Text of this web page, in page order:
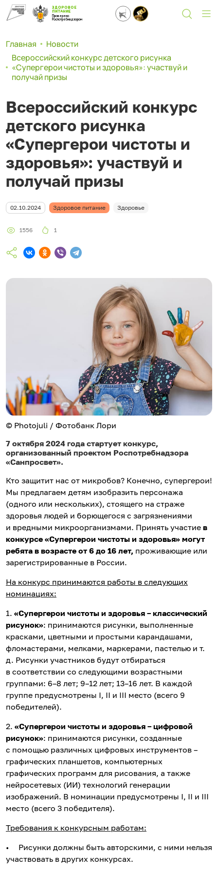
ЗДОРОВОЕ
ПИТАНИЕ
Проверено
Роспотребнадзором
Главная
Новости
Всероссийский конкурс детского рисунка
«Супергерои чистоты и здоровья»: участвуй и
получай призы
Всероссийский конкурс
детского рисунка
«Супергерои чистоты и
здоровья»: участвуй и
получай призы
02.10.2024 Здоровое питание Здоровье
1556 1
© Photojuli / Фотобанк Лори
7 октября 2024 года стартует конкурс,
организованный проектом Роспотребнадзора
«Санпросвет».
Кто защитит нас от микробов? Конечно, супергерои!
Мы предлагаем детям изобразить персонажа
(одного или нескольких), стоящего на страже
здоровья людей и борющегося с загрязнениями
и вредными микроорганизмами. Принять участие в
конкурсе «Супергерои чистоты и здоровья» могут
ребята в возрасте от 6 до 16 лет, проживающие или
зарегистрированные в России.
На конкурс принимаются работы в следующих
номинациях:
1. «Супергерои чистоты и здоровья – классический
рисунок»: принимаются рисунки, выполненные
красками, цветными и простыми карандашами,
фломастерами, мелками, маркерами, пастелью и т.
д. Рисунки участников будут отбираться
в соответствии со следующими возрастными
группами: 6–8 лет; 9–12 лет; 13–16 лет. В каждой
группе предусмотрены I, II и III место (всего 9
победителей).
2. «Супергерои чистоты и здоровья – цифровой
рисунок»: принимаются рисунки, созданные
с помощью различных цифровых инструментов –
графических планшетов, компьютерных
графических программ для рисования, а также
нейросетевых (ИИ) технологий генерации
изображений. В номинации предусмотрены I, II и III
место (всего 3 победителя).
Требования к конкурсным работам:
• Рисунки должны быть авторскими, с ними нельзя
участвовать в других конкурсах.